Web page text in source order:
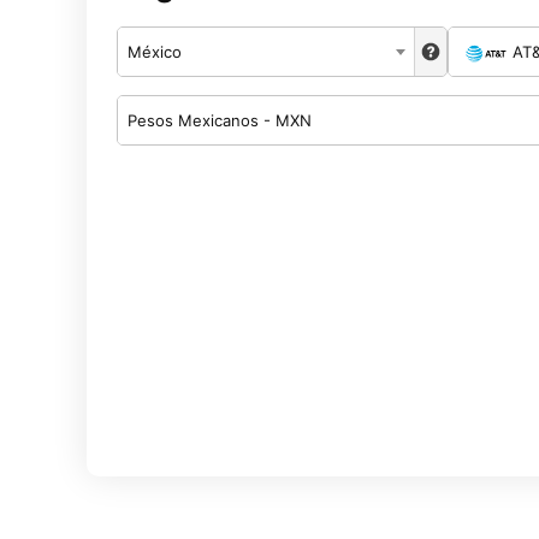
México
Pesos Mexicanos - MXN